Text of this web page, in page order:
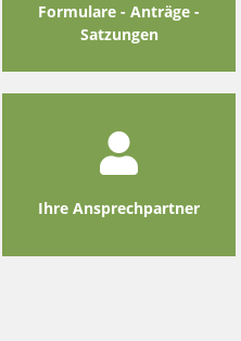
Formulare - Anträge -
Satzungen
Ihre Ansprechpartner